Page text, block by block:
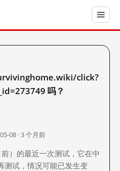
click?
吗？
08 · 3 个月前
）的最近一次测试，它在中
测试，情况可能已发生变